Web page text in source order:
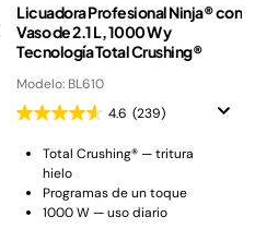
Licuadora Profesional Ninja® con
Vaso de 2.1 L, 1000 W y
Tecnología Total Crushing®
Modelo: BL610
4.6 (239)
Total Crushing® — tritura
hielo
Programas de un toque
1000 W — uso diario